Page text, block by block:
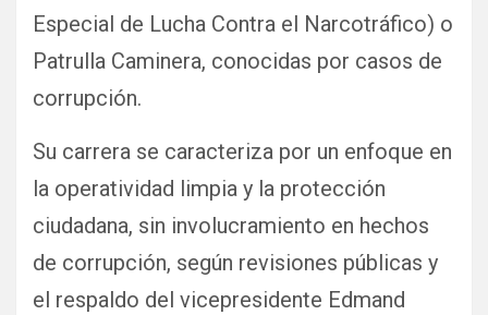
Especial de Lucha Contra el Narcotráfico) o
Patrulla Caminera, conocidas por casos de
corrupción.
Su carrera se caracteriza por un enfoque en
la operatividad limpia y la protección
ciudadana, sin involucramiento en hechos
de corrupción, según revisiones públicas y
el respaldo del vicepresidente Edmand